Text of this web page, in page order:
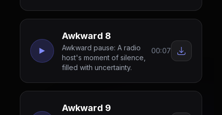
Awkward 8
Awkward pause: A radio
host's moment of silence,
filled with uncertainty.
00:07
Awkward 9